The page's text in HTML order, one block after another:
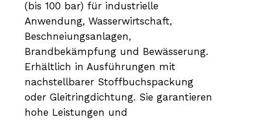
(bis 100 bar) für industrielle
Anwendung, Wasserwirtschaft,
Beschneiungsanlagen,
Brandbekämpfung und Bewässerung.
Erhältlich in Ausführungen mit
nachstellbarer Stoffbuchspackung
oder Gleitringdichtung. Sie garantieren
hohe Leistungen und